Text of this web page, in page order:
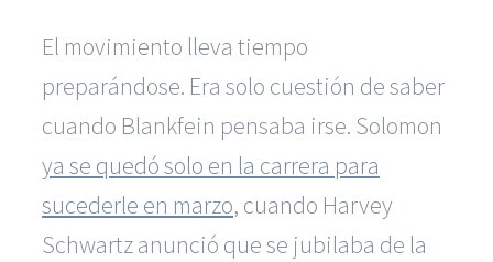
El movimiento lleva tiempo
preparándose. Era solo cuestión de saber
cuando Blankfein pensaba irse. Solomon
ya se quedó solo en la carrera para
sucederle en marzo, cuando Harvey
Schwartz anunció que se jubilaba de la